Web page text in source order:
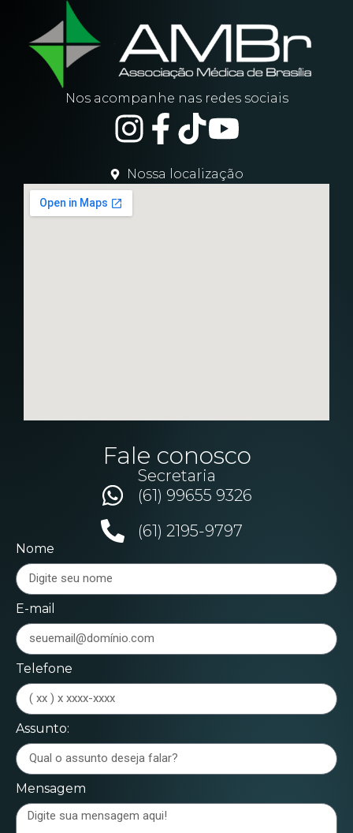
Nos acompanhe nas redes sociais
Nossa localização
Fale conosco
Secretaria
(61) 99655 9326
(61) 2195-9797
Nome
E-mail
Telefone
Assunto:
Mensagem